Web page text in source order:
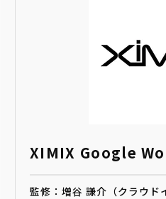
XIMIX Google
監修：増谷 謙介（クラウド